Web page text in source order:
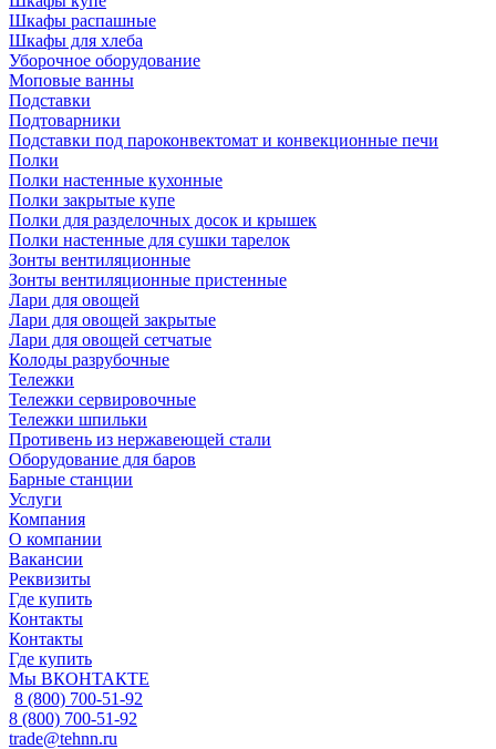
Шкафы распашные
Шкафы для хлеба
Уборочное оборудование
Моповые ванны
Подставки
Подтоварники
Подставки под пароконвектомат и конвекционные печи
Полки
Полки настенные кухонные
Полки закрытые купе
Полки для разделочных досок и крышек
Полки настенные для сушки тарелок
Зонты вентиляционные
Зонты вентиляционные пристенные
Лари для овощей
Лари для овощей закрытые
Лари для овощей сетчатые
Колоды разрубочные
Тележки
Тележки сервировочные
Тележки шпильки
Противень из нержавеющей стали
Оборудование для баров
Барные станции
Услуги
Компания
О компании
Вакансии
Реквизиты
Где купить
Контакты
Контакты
Где купить
Мы ВКОНТАКТЕ
8 (800) 700-51-92
8 (800) 700-51-92
trade@tehnn.ru